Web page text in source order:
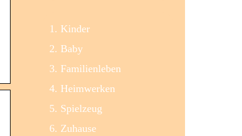
Kinder
Baby
Familienleben
Heimwerken
Spielzeug
Zuhause